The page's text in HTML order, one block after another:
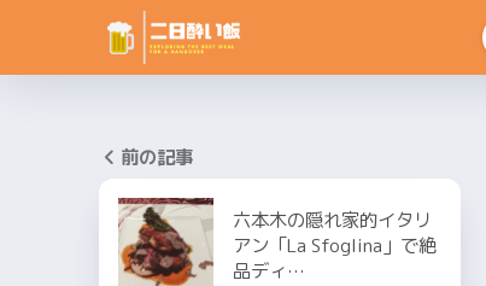
前の記事
六本木の隠れ家的イタリ
アン「La Sfoglina」で絶
品ディ…